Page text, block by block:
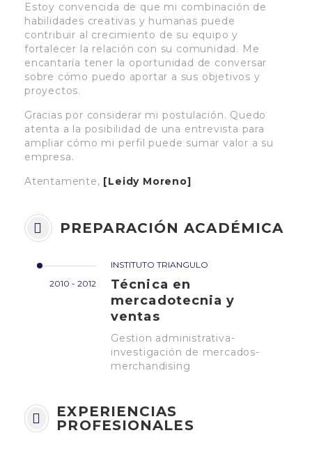
Estoy convencida de que mi combinación de
habilidades creativas y humanas puede
contribuir al crecimiento de su equipo y
fortalecer la relación con su comunidad. Me
encantaría tener la oportunidad de conversar
sobre cómo puedo aportar a sus objetivos y
proyectos.
Gracias por considerar mi postulación. Quedo
atenta a la posibilidad de una entrevista para
ampliar cómo mi perfil puede sumar valor a su
empresa.
Atentamente, [Leidy Moreno]
PREPARACIÓN ACADÉMICA
2010 - 2012
INSTITUTO TRIANGULO
Técnica en
mercadotecnia y
ventas
Gestion administrativa-
investigación de mercados-
merchandising
EXPERIENCIAS
PROFESIONALES